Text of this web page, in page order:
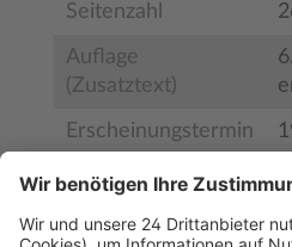
Seitenzahl
Auflage
(Zusatztext)
Erscheinungstermin
Bestell-Nr.
ISBN